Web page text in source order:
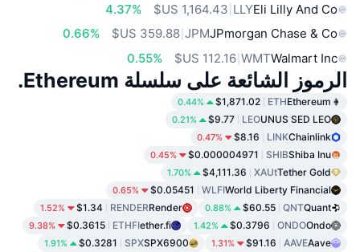
Eli Lilly And Co
LLY
4.37%
JPmorgan Chase & Co
JPM
‏359.88 US$
0.66%
Walmart Inc
WMT
‏112.16 US$
0.55%
الرموز الشائعة على سلسلة Ethereum.
Ethereum
ETH
$1,871.02
0.44%
UNUS SED LEO
LEO
$9.77
0.21%
Chainlink
LINK
$8.16
0.47%
Shiba Inu
SHIB
$0.000004971
0.45%
Tether Gold
XAUt
$4,111.36
1.70%
World Liberty Financial
WLFI
$0.05451
0.65%
Quant
QNT
$60.55
0.88%
Render
RENDER
$1.34
1.52%
Ondo
ONDO
$0.3796
1.42%
ether.fi
ETHFI
$0.3615
9.38%
Aave
AAVE
$91.16
1.31%
SPX6900
SPX
$0.3281
1.91%